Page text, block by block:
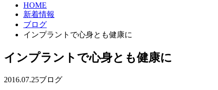
HOME
新着情報
ブログ
インプラントで心身とも健康に
インプラントで心身とも健康に
2016.07.25ブログ